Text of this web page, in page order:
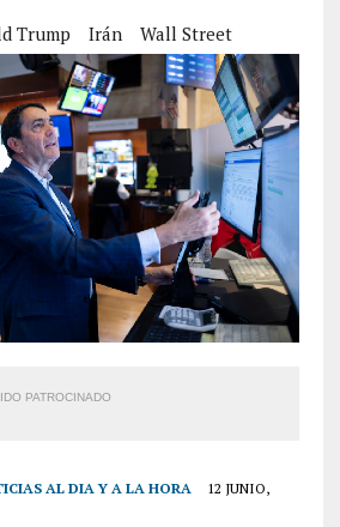
Trump Irán Wall Street
PATROCINADO
AL DIA Y A LA HORA
12 JUNIO,